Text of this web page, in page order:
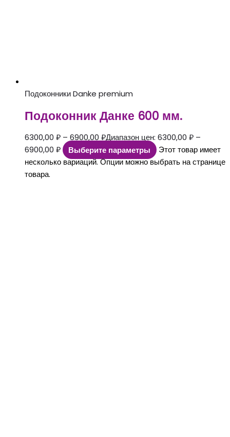
Подоконники Danke premium
Подоконник Данке 600 мм.
6300,00 ₽ – 6900,00 ₽Диапазон цен: 6300,00 ₽ –
6900,00 ₽
Выберите параметры
Этот товар имеет
несколько вариаций. Опции можно выбрать на странице
товара.